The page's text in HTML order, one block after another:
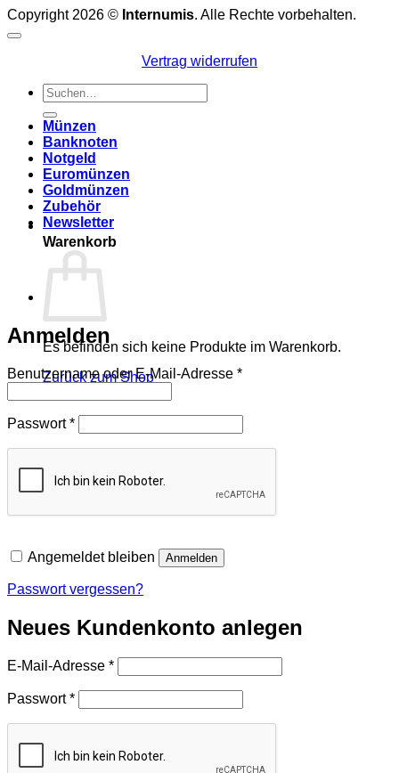
Warenkorb
Es befinden sich keine Produkte im Warenkorb.
Zurück zum Shop
Copyright 2026 © Internumis. Alle Rechte vorbehalten.
Vertrag widerrufen
Suchen
nach:
Münzen
Banknoten
Notgeld
Euromünzen
Goldmünzen
Zubehör
Newsletter
Anmelden
Benutzername oder E-Mail-Adresse *Erforderlich
Passwort*Erforderlich
Angemeldet bleiben Anmelden
Passwort vergessen?
Neues Kundenkonto anlegen
E-Mail-Adresse *Erforderlich
Passwort*Erforderlich